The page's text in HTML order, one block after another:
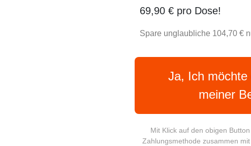
69,90 € pro Dose!
Spare unglaubliche 104,70 €
Ja, Ich möchte
meiner
Mit Klick auf den obigen
Zahlungsmethode zusammen